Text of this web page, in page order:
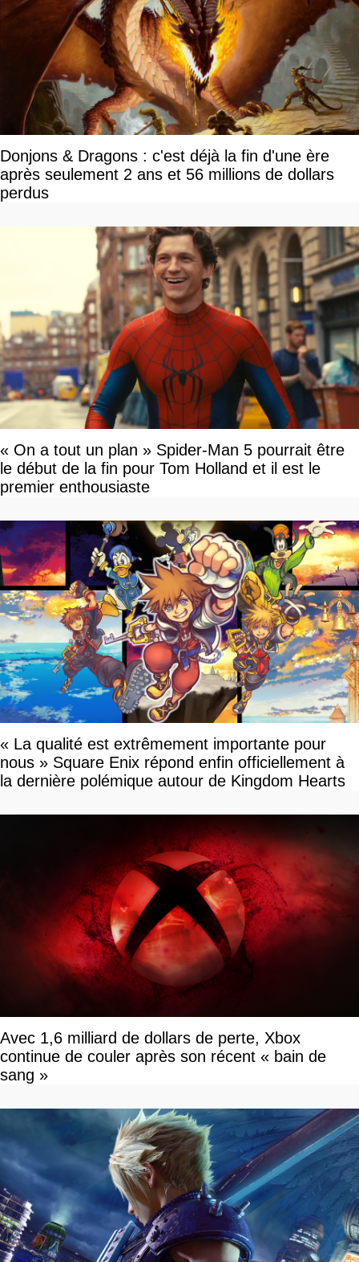
Donjons & Dragons : c'est déjà la fin d'une ère
après seulement 2 ans et 56 millions de dollars
perdus
« On a tout un plan » Spider-Man 5 pourrait être
le début de la fin pour Tom Holland et il est le
premier enthousiaste
« La qualité est extrêmement importante pour
nous » Square Enix répond enfin officiellement à
la dernière polémique autour de Kingdom Hearts
Avec 1,6 milliard de dollars de perte, Xbox
continue de couler après son récent « bain de
sang »